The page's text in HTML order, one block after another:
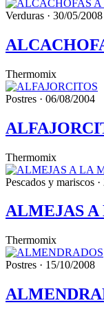
Verduras · 30/05/2008
Thermomix
Postres · 06/08/2004
Thermomix
Pescados y mariscos ·
ALMEJAS
Thermomix
Postres · 15/10/2008